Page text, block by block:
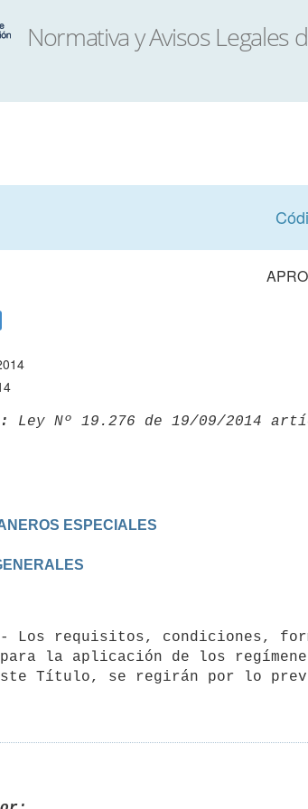
Ley Nº 19.276 de 19/09/2014
ESPECIALES
la aplicación de los
Título, se regirán por lo